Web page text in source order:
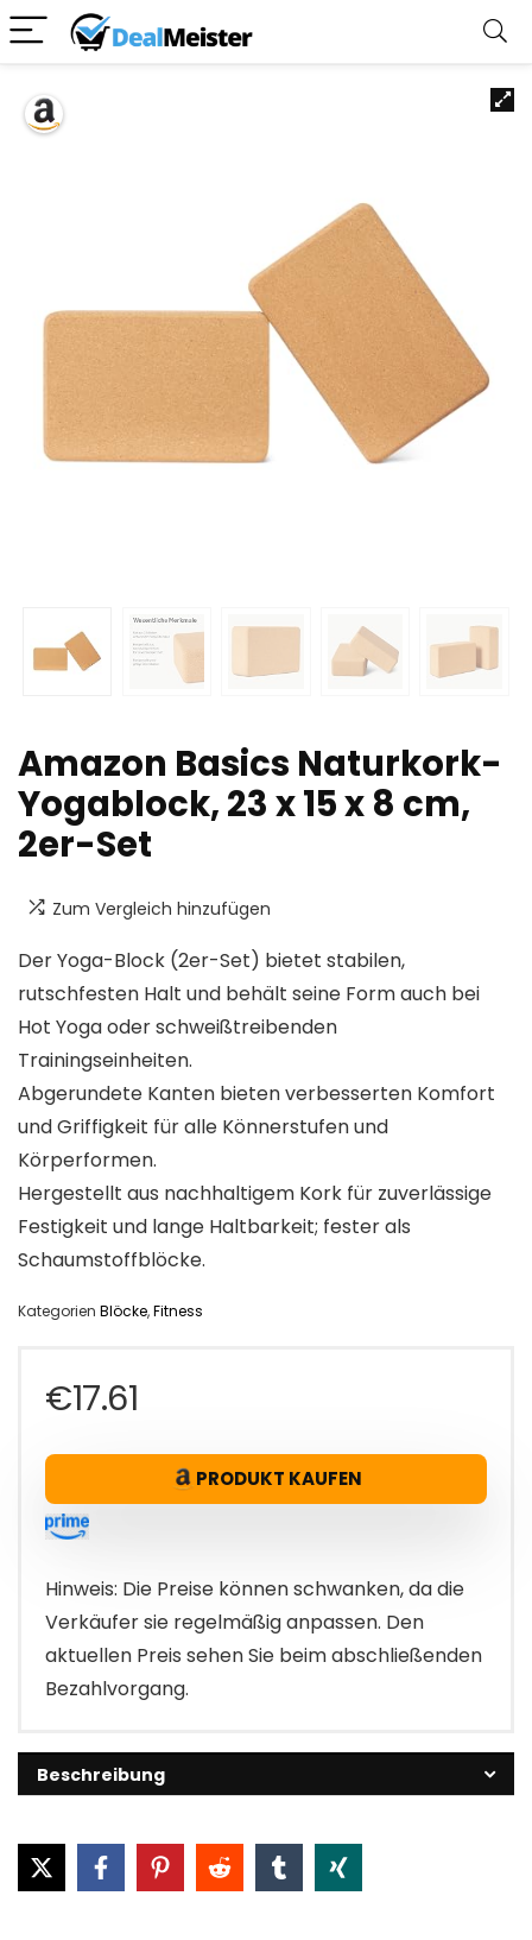
Amazon Basics Naturkork-
Yogablock, 23 x 15 x 8 cm,
2er-Set
Zum Vergleich hinzufügen
Der Yoga-Block (2er-Set) bietet stabilen,
rutschfesten Halt und behält seine Form auch bei
Hot Yoga oder schweißtreibenden
Trainingseinheiten.
Abgerundete Kanten bieten verbesserten Komfort
und Griffigkeit für alle Könnerstufen und
Körperformen.
Hergestellt aus nachhaltigem Kork für zuverlässige
Festigkeit und lange Haltbarkeit; fester als
Schaumstoffblöcke.
Kategorien Blöcke,Fitness
€17.61
PRODUKT KAUFEN
Hinweis: Die Preise können schwanken, da die
Verkäufer sie regelmäßig anpassen. Den
aktuellen Preis sehen Sie beim abschließenden
Bezahlvorgang.
Beschreibung